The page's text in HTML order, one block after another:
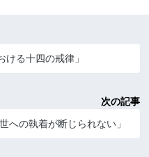
ける十四の戒律」
次の記事
世への執着が断じられない」